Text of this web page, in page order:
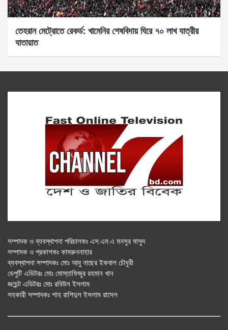
তেহরান মেট্রোতে রেকর্ড: খামেনির শেষবিদায় ঘিরে ৭০ লাখ যাত্রীর
যাতায়াত
সম্পাদক ও ব্যবস্থাপনা পরিচালকঃ এস.এম.এ মনসুর মাসুদ
সম্পাদক ও প্রকাশকঃ কামরুননাহার
ব্যবস্থাপনা সম্পাদকঃ মোঃ আবু নাছের ইকবাল চৌধুরী
ডেপুটি এডিটরঃ মোঃ মোস্তাফিজুর রহমান খান
জয়েন্ট এডিটরঃ মোঃ রবিউল ইসলাম
সহকারী সম্পাদকঃ শাহ রাশিদুল ইসলাম রাসেল